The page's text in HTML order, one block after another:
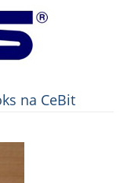
na CeBit